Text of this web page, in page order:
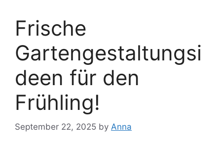
Frische
Gartengestaltungsi
deen für den
Frühling!
September 22, 2025 by Anna